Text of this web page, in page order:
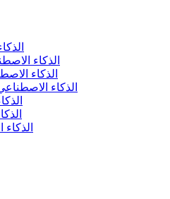
الذكاء
الذكاء
الذكاء